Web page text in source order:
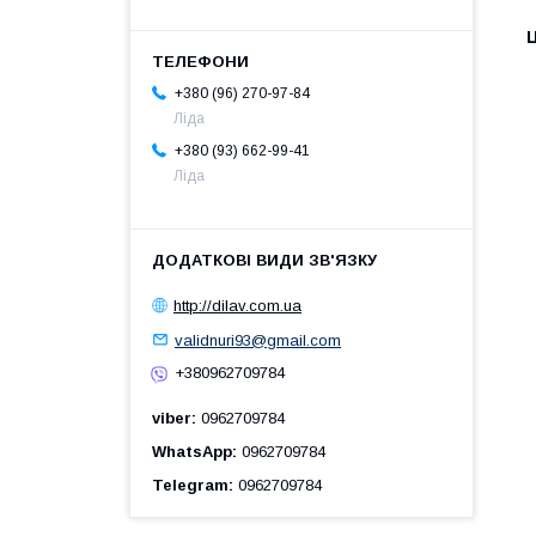
+380 (96) 270-97-84
Ліда
+380 (93) 662-99-41
Ліда
http://dilav.com.ua
validnuri93@gmail.com
+380962709784
viber 0962709784
WhatsApp 0962709784
Telegram 0962709784